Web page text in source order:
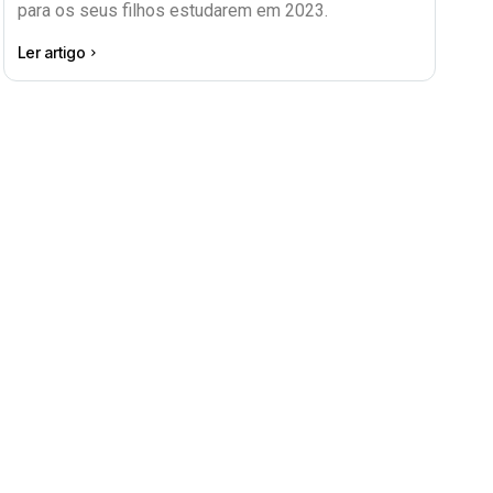
para os seus filhos estudarem em 2023.
Ler artigo